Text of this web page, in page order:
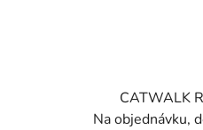
CATWALK
Na objednávku,